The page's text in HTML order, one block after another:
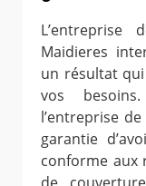
L’entreprise
Maidieres
un résultat
vos
l’entreprise
garantie
conforme aux